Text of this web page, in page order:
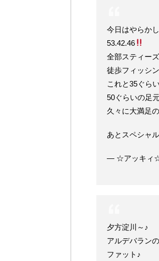
今日はやらか
53.42.46
全部スティー
徒歩フィッシ
これと35ぐら
50ぐらいの足
久々に大満足
あとスペシャ
— ☆アッキィ☆
夕方淀川～♪
アルデバラン
ファット♪